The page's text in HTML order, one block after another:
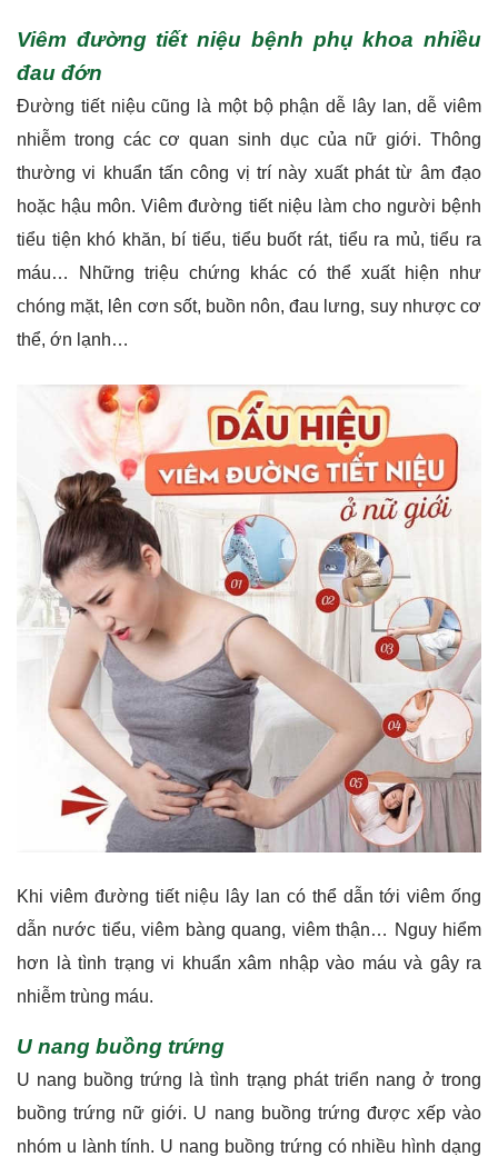
Viêm đường tiết niệu bệnh phụ khoa nhiều
đau đớn
Đường tiết niệu cũng là một bộ phận dễ lây lan, dễ viêm
nhiễm trong các cơ quan sinh dục của nữ giới. Thông
thường vi khuẩn tấn công vị trí này xuất phát từ âm đạo
hoặc hậu môn. Viêm đường tiết niệu làm cho người bệnh
tiểu tiện khó khăn, bí tiểu, tiểu buốt rát, tiểu ra mủ, tiểu ra
máu… Những triệu chứng khác có thể xuất hiện như
chóng mặt, lên cơn sốt, buồn nôn, đau lưng, suy nhược cơ
thể, ớn lạnh…
Khi viêm đường tiết niệu lây lan có thể dẫn tới viêm ống
dẫn nước tiểu, viêm bàng quang, viêm thận… Nguy hiểm
hơn là tình trạng vi khuẩn xâm nhập vào máu và gây ra
nhiễm trùng máu.
U nang buồng trứng
U nang buồng trứng là tình trạng phát triển nang ở trong
buồng trứng nữ giới. U nang buồng trứng được xếp vào
nhóm u lành tính. U nang buồng trứng có nhiều hình dạng